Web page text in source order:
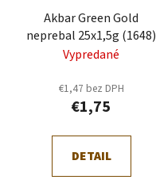
Akbar Green Gold
neprebal 25x1,5g (1648)
Vypredané
€1,47 bez DPH
€1,75
DETAIL